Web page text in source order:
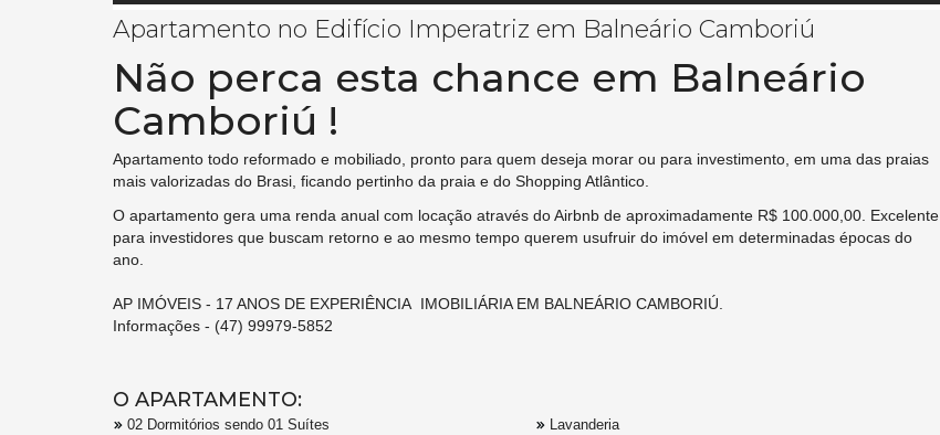
Apartamento no Edifício Imperatriz em Balneário Camboriú
Não perca esta chance em Balneário
Camboriú !
Apartamento todo reformado e mobiliado, pronto para quem deseja morar ou para investimento, em uma das praias
mais valorizadas do Brasi, ficando pertinho da praia e do Shopping Atlântico.
O apartamento gera uma renda anual com locação através do Airbnb de aproximadamente R$ 100.000,00. Excelente
para investidores que buscam retorno e ao mesmo tempo querem usufruir do imóvel em determinadas épocas do
ano.
AP IMÓVEIS - 17 ANOS DE EXPERIÊNCIA IMOBILIÁRIA EM BALNEÁRIO CAMBORIÚ.
Informações - (47) 99979-5852
O APARTAMENTO:
02 Dormitórios sendo 01 Suítes
Lavanderia